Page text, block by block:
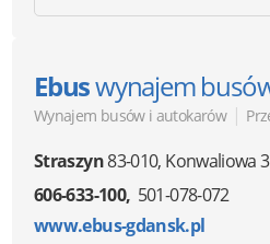
Ebuswynajem
Wynajem busów i autokarów |
Straszyn83-010, Konwaliowa 3
606-633-100 501-078-072
www.ebus-gdansk.pl